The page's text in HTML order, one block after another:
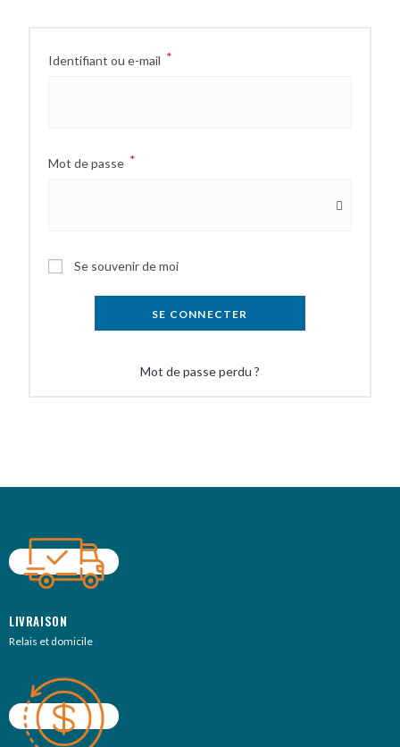
Identifiant ou e-mail *
Mot de passe *
Se souvenir de moi
SE CONNECTER
Mot de passe perdu ?
LIVRAISON
Relais et domicile